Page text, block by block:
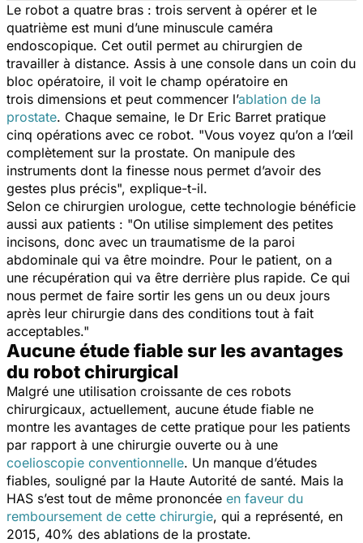
Le robot a quatre bras : trois servent à opérer et le
quatrième est muni d’une minuscule caméra
endoscopique. Cet outil permet au chirurgien de
travailler à distance. Assis à une console dans un coin du
bloc opératoire, il voit le champ opératoire en
trois dimensions et peut commencer l’ablation de la
prostate. Chaque semaine, le Dr Eric Barret pratique
cinq opérations avec ce robot. "Vous voyez qu’on a l’œil
complètement sur la prostate. On manipule des
instruments dont la finesse nous permet d’avoir des
gestes plus précis", explique-t-il.
Selon ce chirurgien urologue, cette technologie bénéficie
aussi aux patients : "On utilise simplement des petites
incisons, donc avec un traumatisme de la paroi
abdominale qui va être moindre. Pour le patient, on a
une récupération qui va être derrière plus rapide. Ce qui
nous permet de faire sortir les gens un ou deux jours
après leur chirurgie dans des conditions tout à fait
acceptables."
Aucune étude fiable sur les avantages
du robot chirurgical
Malgré une utilisation croissante de ces robots
chirurgicaux, actuellement, aucune étude fiable ne
montre les avantages de cette pratique pour les patients
par rapport à une chirurgie ouverte ou à une
coelioscopie conventionnelle. Un manque d’études
fiables, souligné par la Haute Autorité de santé. Mais la
HAS s’est tout de même prononcée en faveur du
remboursement de cette chirurgie, qui a représenté, en
2015, 40% des ablations de la prostate.